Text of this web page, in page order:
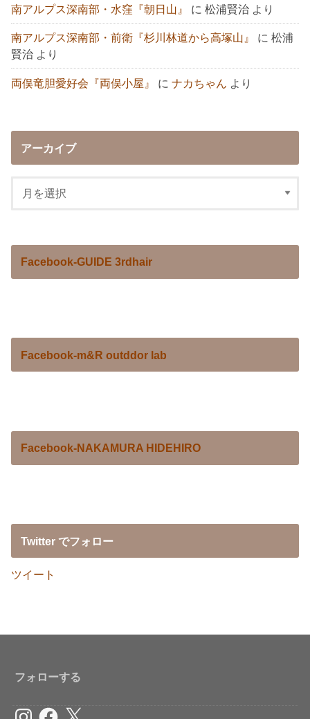
南アルプス深南部・水窪『朝日山』 に松浦賢治 より
南アルプス深南部・前衛『杉川林道から高塚山』 に松浦
賢治 より
両俣竜胆愛好会『両俣小屋』 にナカちゃん より
アーカイブ
Facebook-GUIDE 3rdhair
Facebook-m&R outddor lab
Facebook-NAKAMURA HIDEHIRO
Twitter でフォロー
ツイート
フォローする
InstagramFacebook
X